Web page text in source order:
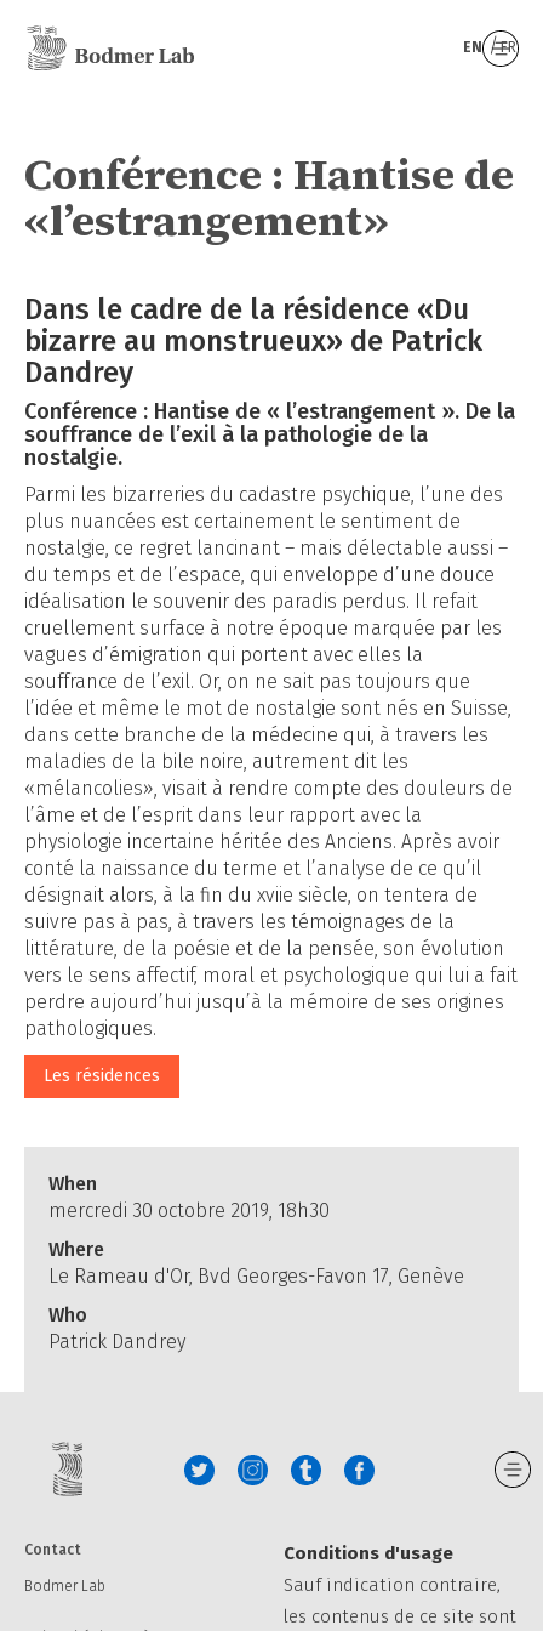
EN FR
Conférence : Hantise de
«l’estrangement»
Dans le cadre de la résidence «Du
bizarre au monstrueux» de Patrick
Dandrey
Conférence : Hantise de « l’estrangement ». De la
souffrance de l’exil à la pathologie de la
nostalgie.
Parmi les bizarreries du cadastre psychique, l’une des
plus nuancées est certainement le sentiment de
nostalgie, ce regret lancinant – mais délectable aussi –
du temps et de l’espace, qui enveloppe d’une douce
idéalisation le souvenir des paradis perdus. Il refait
cruellement surface à notre époque marquée par les
vagues d’émigration qui portent avec elles la
souffrance de l’exil. Or, on ne sait pas toujours que
l’idée et même le mot de nostalgie sont nés en Suisse,
dans cette branche de la médecine qui, à travers les
maladies de la bile noire, autrement dit les
«mélancolies», visait à rendre compte des douleurs de
l’âme et de l’esprit dans leur rapport avec la
physiologie incertaine héritée des Anciens. Après avoir
conté la naissance du terme et l’analyse de ce qu’il
désignait alors, à la fin du xviie siècle, on tentera de
suivre pas à pas, à travers les témoignages de la
littérature, de la poésie et de la pensée, son évolution
vers le sens affectif, moral et psychologique qui lui a fait
perdre aujourd’hui jusqu’à la mémoire de ses origines
pathologiques.
Les résidences
When
mercredi 30 octobre 2019, 18h30
Where
Le Rameau d'Or, Bvd Georges-Favon 17, Genève
Who
Patrick Dandrey
Contact
Bodmer Lab
Conditions d'usage
Sauf indication contraire,
les contenus de ce site sont